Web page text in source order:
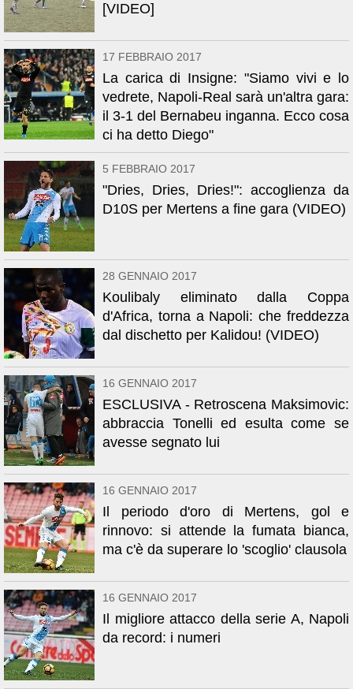
[VIDEO]
17 FEBBRAIO 2017
La carica di Insigne: "Siamo vivi e lo
vedrete, Napoli-Real sarà un'altra gara:
il 3-1 del Bernabeu inganna. Ecco cosa
ci ha detto Diego"
5 FEBBRAIO 2017
"Dries, Dries, Dries!": accoglienza da
D10S per Mertens a fine gara (VIDEO)
28 GENNAIO 2017
Koulibaly eliminato dalla Coppa
d'Africa, torna a Napoli: che freddezza
dal dischetto per Kalidou! (VIDEO)
16 GENNAIO 2017
ESCLUSIVA - Retroscena Maksimovic:
abbraccia Tonelli ed esulta come se
avesse segnato lui
16 GENNAIO 2017
Il periodo d'oro di Mertens, gol e
rinnovo: si attende la fumata bianca,
ma c'è da superare lo 'scoglio' clausola
16 GENNAIO 2017
Il migliore attacco della serie A, Napoli
da record: i numeri